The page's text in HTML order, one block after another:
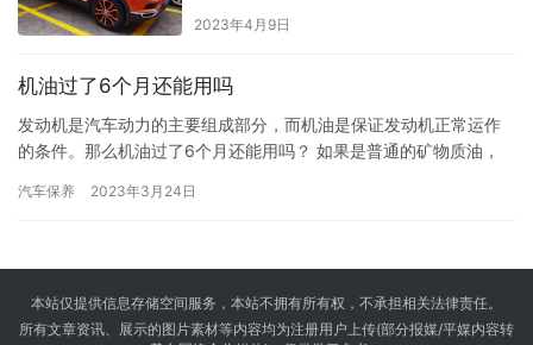
2023年4月9日
机油过了6个月还能用吗
发动机是汽车动力的主要组成部分，而机油是保证发动机正常运作
的条件。那么机油过了6个月还能用吗？ 如果是普通的矿物质油，
就是保护发动机，如果机油变质，内部的杂质就会增多，起不到良
汽车保养 2023年3月24日
本站仅提供信息存储空间服务，本站不拥有所有权，不承担相关法律责任。
所有文章资讯、展示的图片素材等内容均为注册用户上传(部分报媒/平媒内容转